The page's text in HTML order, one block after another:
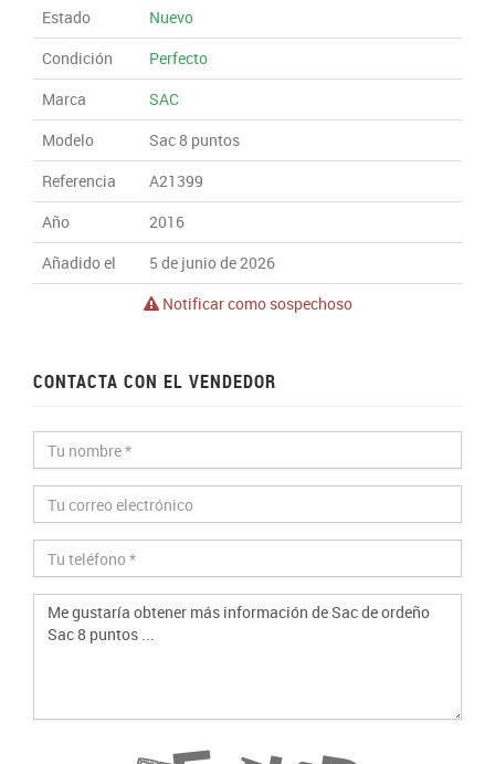
Estado
Nuevo
Condición
Perfecto
Marca
SAC
Modelo
Sac 8 puntos
Referencia
A21399
Año
2016
Añadido el
5 de junio de 2026
Notificar como sospechoso
CONTACTA CON EL VENDEDOR